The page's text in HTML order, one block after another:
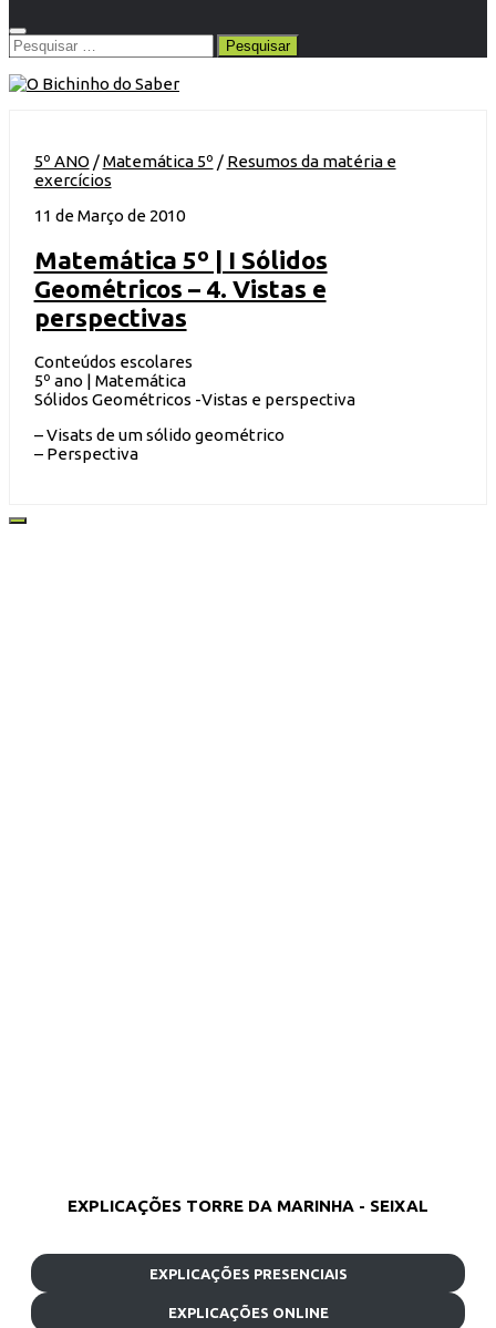
Pesquisar
por:
5º ANO /Matemática 5º / Resumos da matéria e
exercícios
11 de Março de 2010
Matemática 5º | I Sólidos
Geométricos – 4. Vistas e
perspectivas
Conteúdos escolares
5º ano | Matemática
Sólidos Geométricos -Vistas e perspectiva
– Visats de um sólido geométrico
– Perspectiva
EXPLICAÇÕES TORRE DA MARINHA - SEIXAL
EXPLICAÇÕES PRESENCIAIS
EXPLICAÇÕES ONLINE